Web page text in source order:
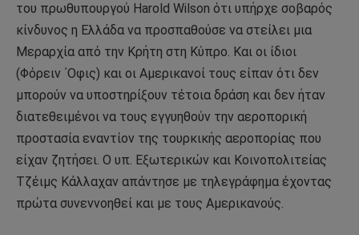
του πρωθυπουργού Harold Wilson ότι υπήρχε σοβαρός
κίνδυνος η Ελλάδα να προσπαθούσε να στείλει μια
Μεραρχία από την Κρήτη στη Κύπρο. Και οι ίδιοι
(Φόρειν ΄Οφις) και οι Αμερικανοί τους είπαν ότι δεν
μπορούν να υποστηρίξουν τέτοια δράση και δεν ήταν
διατεθειμένοι να τους εγγυηθούν την αεροπορική
προστασία εναντίον της τουρκικής αεροπορίας που
είχαν ζητήσει. Ο υπ. Εξωτερικών και Κοινοπολιτείας
Τζέιμς Κάλλαχαν απάντησε με τηλεγράφημα έχοντας
πρώτα συνεννοηθεί και με τους Αμερικανούς.